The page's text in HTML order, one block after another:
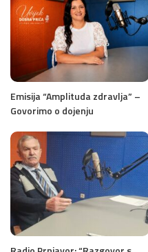
Emisija “Amplituda zdravlja” –
Govorimo o dojenju